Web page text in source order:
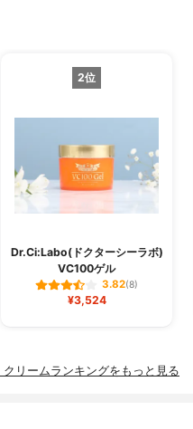
2位
Dr.Ci:Labo(ドクターシーラボ)
VC100ゲル
3.82(8)
¥3,524
リームランキングをもっと見る